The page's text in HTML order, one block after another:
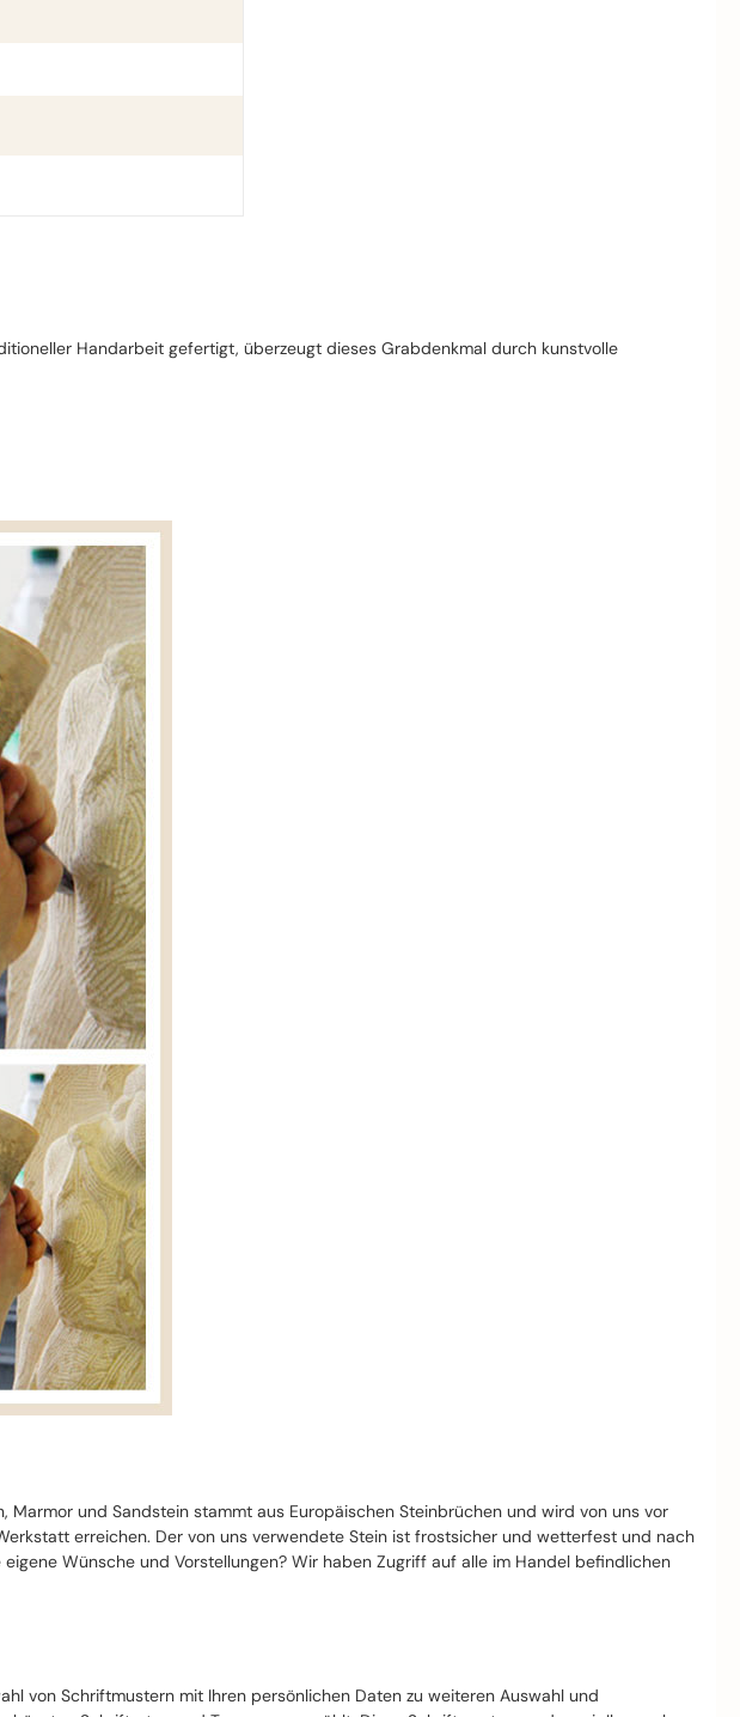
Handarbeit gefertigt, überzeugt dieses Grabdenkmal durch kunstvolle
und Sandstein stammt aus Europäischen Steinbrüchen und wird von uns vor
erreichen. Der von uns verwendete Stein ist frostsicher und wetterfest und nach
Wünsche und Vorstellungen? Wir haben Zugriff auf alle im Handel befindlichen
von Schriftmustern mit Ihren persönlichen Daten zu weiteren Auswahl und